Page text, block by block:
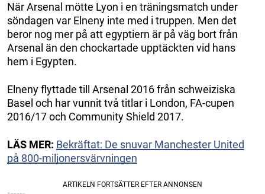
När Arsenal mötte Lyon i en träningsmatch under
söndagen var Elneny inte med i truppen. Men det
beror nog mer på att egyptiern är på väg bort från
Arsenal än den chockartade upptäckten vid hans
hem i Egypten.
Elneny flyttade till Arsenal 2016 från schweiziska
Basel och har vunnit två titlar i London, FA-cupen
2016/17 och Community Shield 2017.
LÄS MER: Bekräftat: De snuvar Manchester United
på 800-miljonersvärvningen